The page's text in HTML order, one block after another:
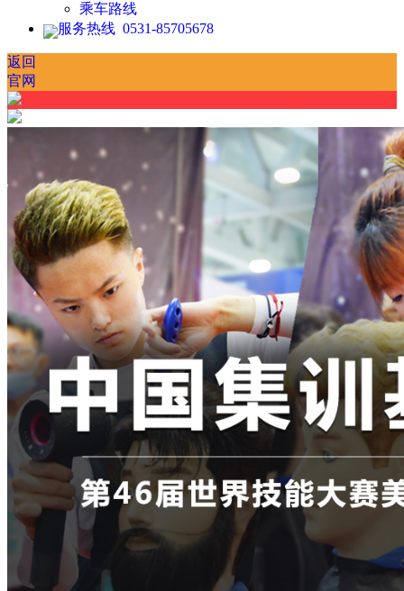
乘车路线
服务热线 0531-85705678
返回
官网